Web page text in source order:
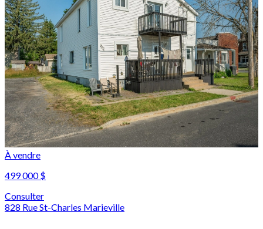
À vendre
499 000 $
Consulter
828 Rue St-Charles Marieville